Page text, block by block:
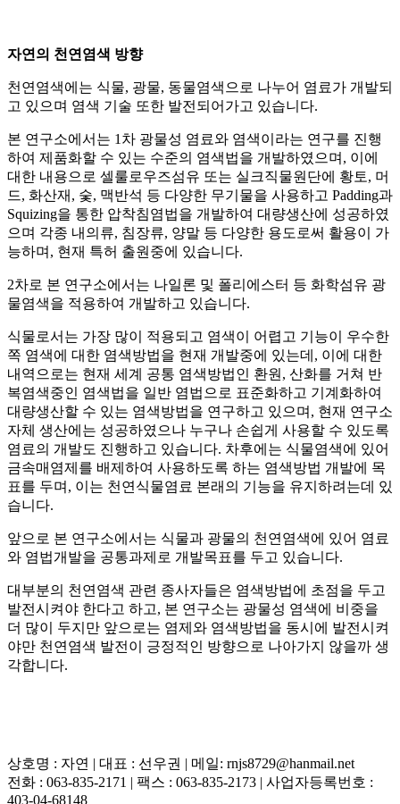
자연의 천연염색 방향
천연염색에는 식물, 광물, 동물염색으로 나누어 염료가 개발되
고 있으며 염색 기술 또한 발전되어가고 있습니다.
본 연구소에서는 1차 광물성 염료와 염색이라는 연구를 진행
하여 제품화할 수 있는 수준의 염색법을 개발하였으며, 이에
대한 내용으로 셀룰로우즈섬유 또는 실크직물원단에 황토, 머
드, 화산재, 숯, 맥반석 등 다양한 무기물을 사용하고 Padding과
Squizing을 통한 압착침염법을 개발하여 대량생산에 성공하였
으며 각종 내의류, 침장류, 양말 등 다양한 용도로써 활용이 가
능하며, 현재 특허 출원중에 있습니다.
2차로 본 연구소에서는 나일론 및 폴리에스터 등 화학섬유 광
물염색을 적용하여 개발하고 있습니다.
식물로서는 가장 많이 적용되고 염색이 어렵고 기능이 우수한
쪽 염색에 대한 염색방법을 현재 개발중에 있는데, 이에 대한
내역으로는 현재 세계 공통 염색방법인 환원, 산화를 거쳐 반
복염색중인 염색법을 일반 염법으로 표준화하고 기계화하여
대량생산할 수 있는 염색방법을 연구하고 있으며, 현재 연구소
자체 생산에는 성공하였으나 누구나 손쉽게 사용할 수 있도록
염료의 개발도 진행하고 있습니다. 차후에는 식물염색에 있어
금속매염제를 배제하여 사용하도록 하는 염색방법 개발에 목
표를 두며, 이는 천연식물염료 본래의 기능을 유지하려는데 있
습니다.
앞으로 본 연구소에서는 식물과 광물의 천연염색에 있어 염료
와 염법개발을 공통과제로 개발목표를 두고 있습니다.
대부분의 천연염색 관련 종사자들은 염색방법에 초점을 두고
발전시켜야 한다고 하고, 본 연구소는 광물성 염색에 비중을
더 많이 두지만 앞으로는 염제와 염색방법을 동시에 발전시켜
야만 천연염색 발전이 긍정적인 방향으로 나아가지 않을까 생
각합니다.
상호명 : 자연 | 대표 : 선우권 | 메일: rnjs8729@hanmail.net
전화 : 063-835-2171 | 팩스 : 063-835-2173 | 사업자등록번호 :
403-04-68148